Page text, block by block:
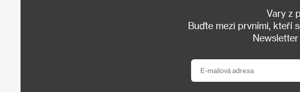
Vary z
Buďte mezi prvními, kteří